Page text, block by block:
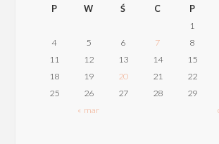
P
W Ś C P
« mar
1
4
5 6 7 8
11
12 13 14 15
18
19 20 21 22
25
26 27 28 29